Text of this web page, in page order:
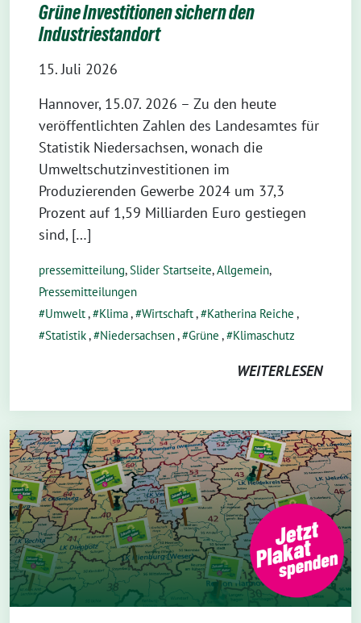
Grüne Investitionen sichern den
Industriestandort
15. Juli 2026
Hannover, 15.07. 2026 – Zu den heute
veröffentlichten Zahlen des Landesamtes für
Statistik Niedersachsen, wonach die
Umweltschutzinvestitionen im
Produzierenden Gewerbe 2024 um 37,3
Prozent auf 1,59 Milliarden Euro gestiegen
sind, […]
pressemitteilung,Slider Startseite,Allgemein,
Pressemitteilungen
Umwelt, Klima, Wirtschaft, Katherina Reiche ,
Statistik, Niedersachsen, Grüne , Klimaschutz
WEITERLESEN